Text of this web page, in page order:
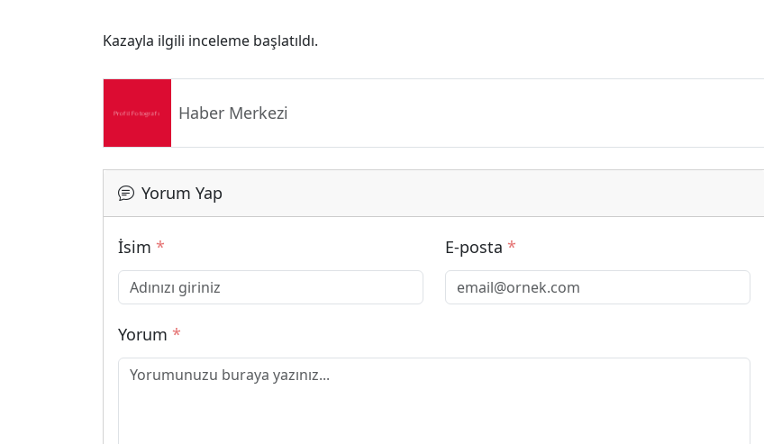
Kazayla ilgili inceleme başlatıldı.
Haber Merkezi
Yorum Yap
İsim * E-posta *
Yorum *